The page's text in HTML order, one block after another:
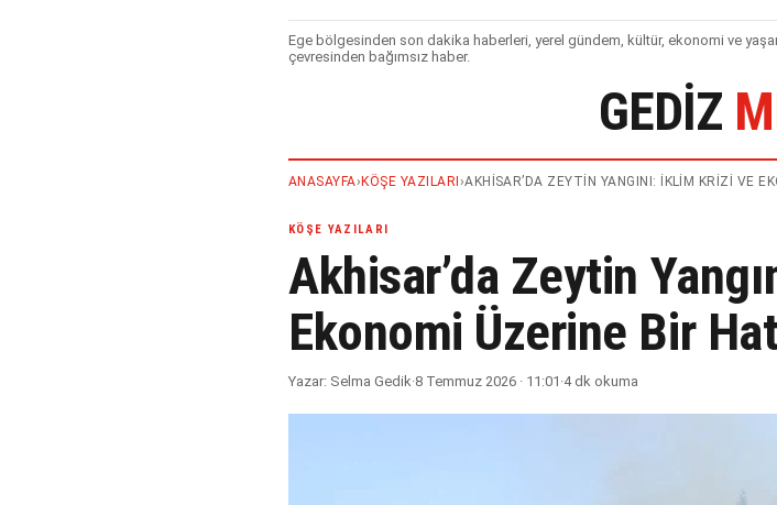
Ege bölgesinden son dakika haberleri, yerel gündem, kültür, ekonomi ve
çevresinden bağımsız haber.
GEDIZ
ANASAYFA› KÖŞE YAZILARI ›AKHISAR’DA ZEYTIN YANGINI: İKLIM KRIZI VE
KÖŞE YAZILARI
Akhisar’da Zeytin
Ekonomi Üzerine Bir
Yazar: Selma Gedik·8 Temmuz 2026 · 11:01 ·4 dk okuma